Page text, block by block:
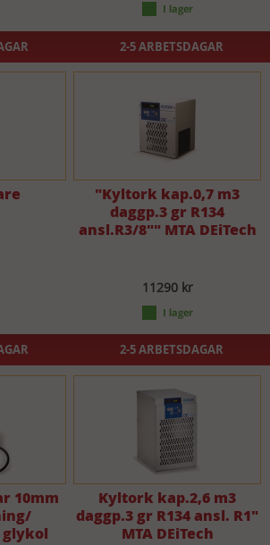
2-5 ARBETSDAGAR
"Kyltork kap.0,7 m3
daggp.3 gr R134
ansl.R3/8"" MTA DEiTech
11290 kr
2-5 ARBETSDAGAR
10mm
Kyltork kap.2,6 m3
daggp.3 gr R134 ansl. R1"
MTA DEiTech